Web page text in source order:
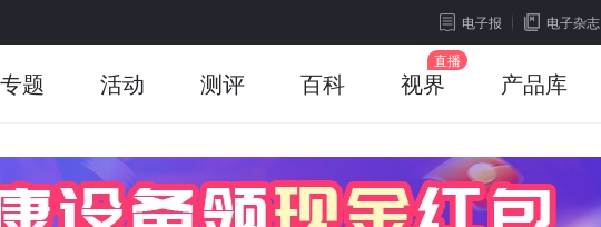
电子报 电子杂志
专题 活动 测评 百科 视界 产品库